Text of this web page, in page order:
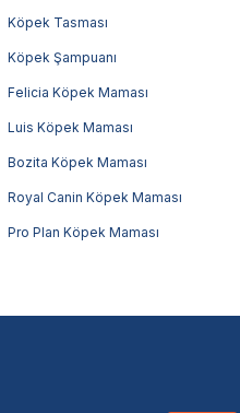
Köpek Tasması
Köpek Şampuanı
Felicia Köpek Maması
Luis Köpek Maması
Bozita Köpek Maması
Royal Canin Köpek Maması
Pro Plan Köpek Maması